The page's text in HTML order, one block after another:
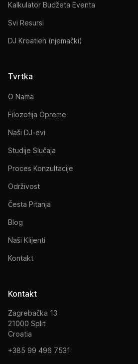
Kalkulator Budžeta Eventa
Svi Resursi
DJ Kroatien (njemački)
Tvrtka
O Nama
Filozofija Opreme
Naši DJ-evi
Studije Slučaja
Proces Konzultacije
Održivost
Česta Pitanja
Blog
Naši Klijenti
Kontakt
Kontakt
Zagrebačka 13
21000 Split
Croatia
+385 99 496 7531